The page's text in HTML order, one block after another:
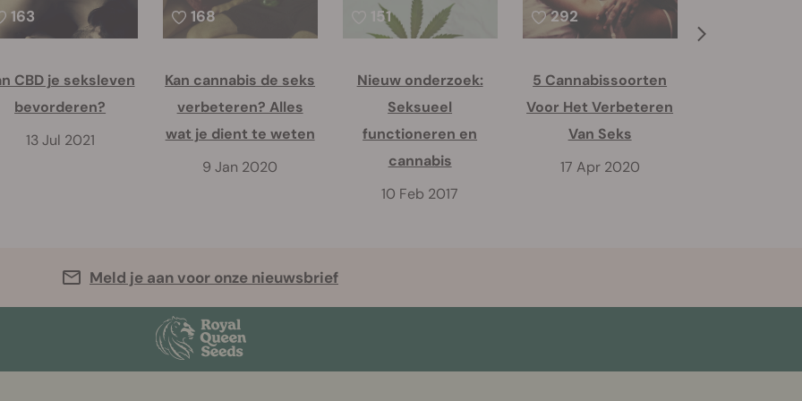
163
CBD je seksleven
bevorderen?
13 Jul 2021
168
Kan cannabis de seks
verbeteren? Alles
wat je dient te weten
9 Jan 2020
151
Nieuw onderzoek:
Seksueel
functioneren en
cannabis
10 Feb 2017
292
5 Cannabissoorten
Voor Het Verbeteren
Van Seks
17 Apr 2020
Meld je aan voor onze nieuwsbrief